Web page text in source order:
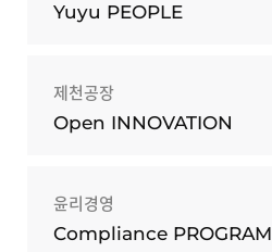
Yuyu PEOPLE
제천공장
Open INNOVATION
윤리경영
Compliance PROGRAM